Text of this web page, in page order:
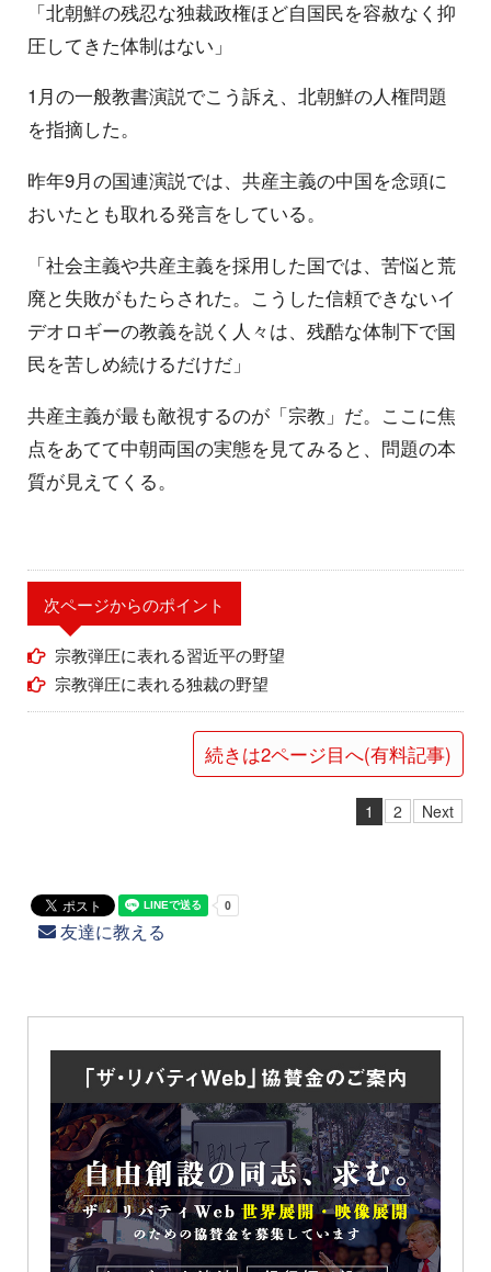
「北朝鮮の残忍な独裁政権ほど自国民を容赦なく抑
圧してきた体制はない」
1月の一般教書演説でこう訴え、北朝鮮の人権問題
を指摘した。
昨年9月の国連演説では、共産主義の中国を念頭に
おいたとも取れる発言をしている。
「社会主義や共産主義を採用した国では、苦悩と荒
廃と失敗がもたらされた。こうした信頼できないイ
デオロギーの教義を説く人々は、残酷な体制下で国
民を苦しめ続けるだけだ」
共産主義が最も敵視するのが「宗教」だ。ここに焦
点をあてて中朝両国の実態を見てみると、問題の本
質が見えてくる。
次ページからのポイント
宗教弾圧に表れる習近平の野望
宗教弾圧に表れる独裁の野望
続きは2ページ目へ(有料記事)
1 2 Next
友達に教える